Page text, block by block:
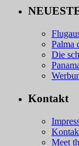
Palma
Die
Kontakt
Meet